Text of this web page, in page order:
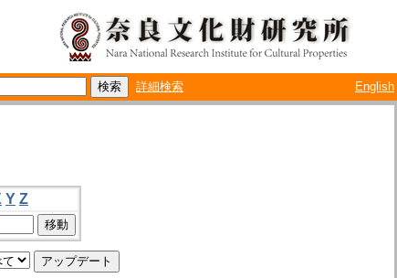
詳細検索 English
Y Z